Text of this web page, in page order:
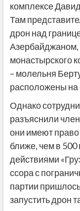
комплексе
Там
дрон над
Азербайджаном,
монастырского
– молельня
расположены на
Однако
разъяснили
они имеют право
ближе, чем в 500
действиями
ссора с
партии
запустить дрон